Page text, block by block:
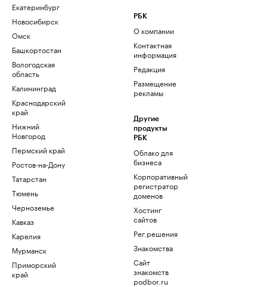
Екатеринбург
Новосибирск
Омск
Башкортостан
Вологодская
область
Калининград
Краснодарский
край
Нижний
Новгород
Пермский край
Ростов-на-Дону
Татарстан
Тюмень
Черноземье
Кавказ
Карелия
Мурманск
Приморский
край
РБК
О компании
Контактная
информация
Редакция
Размещение
рекламы
Другие
продукты
РБК
Облако для
бизнеса
Корпоративный
регистратор
доменов
Хостинг
сайтов
Рег.решения
Знакомства
Сайт
знакомств
podbor.ru